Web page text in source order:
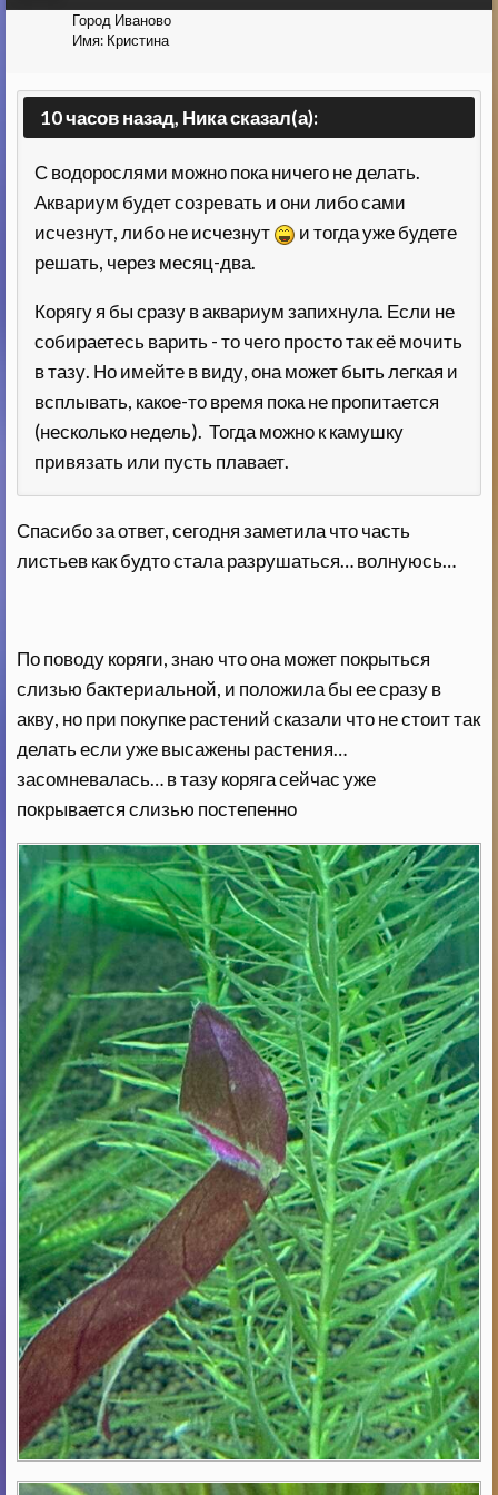
Город Иваново
Имя: Кристина
10 часов назад, Ника сказал(а):
С водорослями можно пока ничего не делать.
Аквариум будет созревать и они либо сами
исчезнут, либо не исчезнут
и тогда уже будете
решать, через месяц-два.
Корягу я бы сразу в аквариум запихнула. Если не
собираетесь варить - то чего просто так её мочить
в тазу. Но имейте в виду, она может быть легкая и
всплывать, какое-то время пока не пропитается
(несколько недель). Тогда можно к камушку
привязать или пусть плавает.
Спасибо за ответ, сегодня заметила что часть
листьев как будто стала разрушаться… волнуюсь…
По поводу коряги, знаю что она может покрыться
слизью бактериальной, и положила бы ее сразу в
акву, но при покупке растений сказали что не стоит так
делать если уже высажены растения…
засомневалась… в тазу коряга сейчас уже
покрывается слизью постепенно